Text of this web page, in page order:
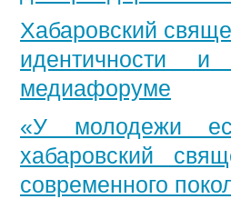
Хабаровский
идентичности
медиафоруме
«У молодежи
хабаровский
современного